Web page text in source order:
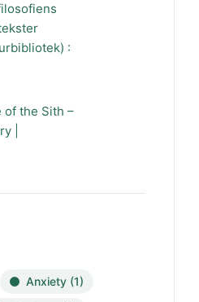
:
of the Sith –
|
Anxiety (1)